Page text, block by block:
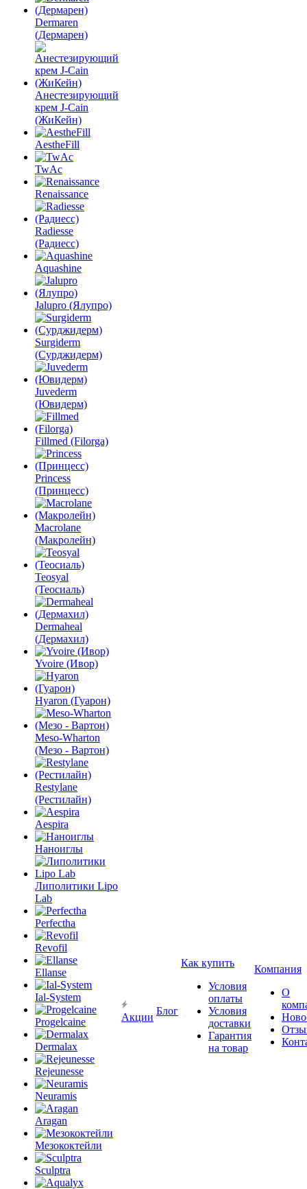
Dermaren
(Дермарен)
Анестезирующий
крем J-Cain
(ЖиКейн)
AestheFill
TwAc
Renaissance
Radiesse
(Радиесс)
Aquashine
Jalupro (Ялупро)
Surgiderm
(Сурджидерм)
Juvederm
(Ювидерм)
Fillmed (Filorga)
Princess
(Принцесс)
Macrolane
(Макролейн)
Teosyal
(Теосиаль)
Dermaheal
(Дермахил)
Yvoire (Ивор)
Hyaron (Гуарон)
Meso-Wharton
(Мезо - Вартон)
Restylane
(Рестилайн)
Aespira
Наноиглы
Липолитики Lipo
Lab
Perfectha
Revofil
Ellanse
Ial-System
Progelcaine
Dermalax
Rejeunesse
Neuramis
Aragan
Мезококтейли
Sculptra
Акции
Блог
Как купить
Условия
оплаты
Условия
доставки
Гарантия
на товар
Компания
О